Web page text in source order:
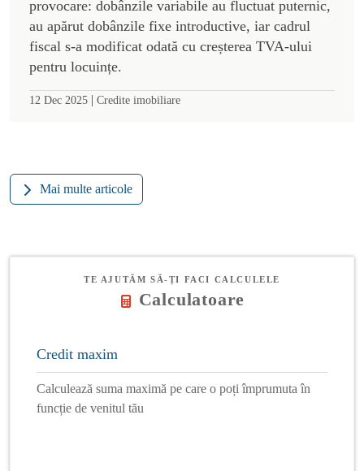
provocare: dobânzile variabile au fluctuat puternic,
au apărut dobânzile fixe introductive, iar cadrul
fiscal s-a modificat odată cu creșterea TVA-ului
pentru locuințe.
12 Dec 2025 | Credite imobiliare
Mai multe articole
TE AJUTĂM SĂ-ȚI FACI CALCULELE
Calculatoare
Credit maxim
Calculează suma maximă pe care o poți împrumuta în
funcție de venitul tău